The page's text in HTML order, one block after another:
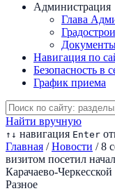
Администрация
Глава
Навигация по
Безопасность в
График приема
Найти вручную
↑ ↓ навигация Enter
Главная / Новости / 8
визитом посетил
Карачаево-
Разное